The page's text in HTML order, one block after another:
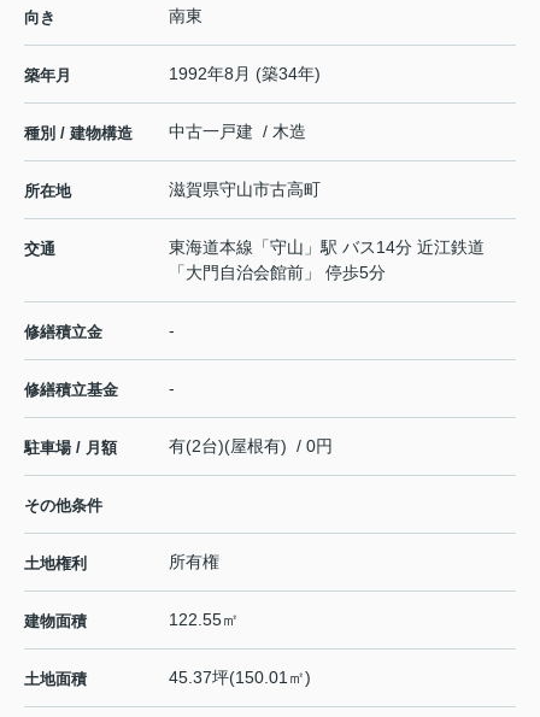
向き 南東
築年月 1992年8月 (築34年)
種別 / 建物構造 中古一戸建 / 木造
所在地 滋賀県守山市古高町
交通 東海道本線 「守山 」駅 バス14分 近江鉄道
「大門自治会館前」 停歩5分
修繕積立金 -
修繕積立基金 -
駐車場 / 月額 有(2台)(屋根有) / 0円
その他条件
土地権利 所有権
建物面積 122.55㎡
土地面積 45.37坪(150.01㎡)